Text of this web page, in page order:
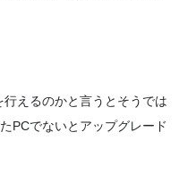
えるのかと言うとそうでは
PCでないとアップグレード